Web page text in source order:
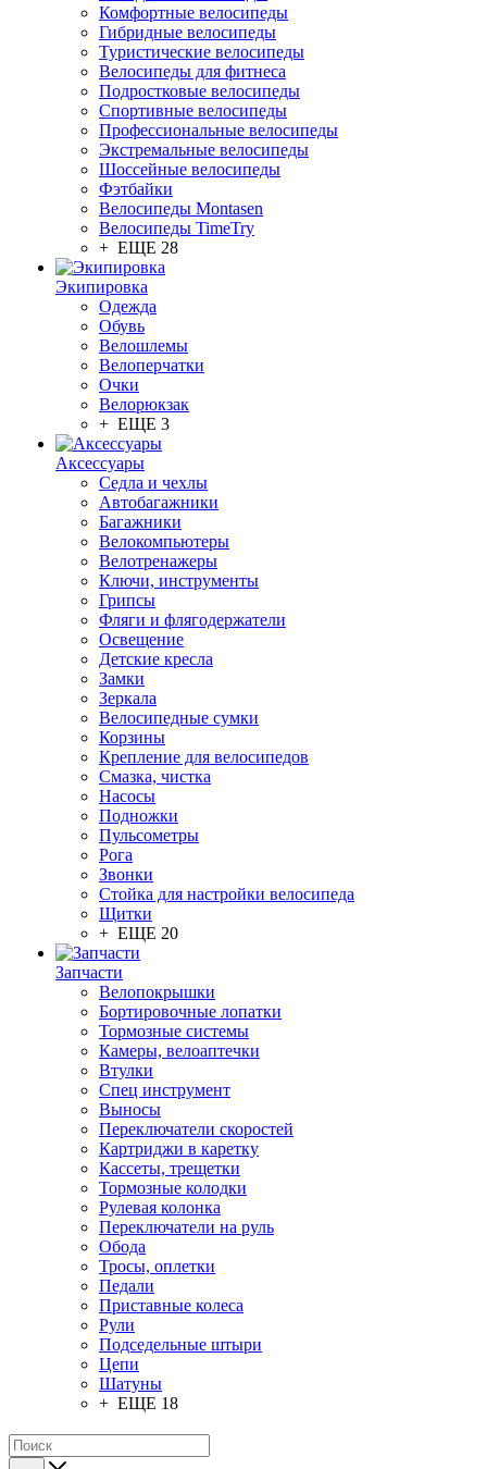
Комфортные велосипеды
Гибридные велосипеды
Туристические велосипеды
Велосипеды для фитнеса
Подростковые велосипеды
Спортивные велосипеды
Профессиональные велосипеды
Экстремальные велосипеды
Шоссейные велосипеды
Фэтбайки
Велосипеды Montasen
Велосипеды TimeTry
+ ЕЩЕ 28
Экипировка
Одежда
Обувь
Велошлемы
Велоперчатки
Очки
Велорюкзак
+ ЕЩЕ 3
Аксессуары
Седла и чехлы
Автобагажники
Багажники
Велокомпьютеры
Велотренажеры
Ключи, инструменты
Грипсы
Фляги и флягодержатели
Освещение
Детские кресла
Замки
Зеркала
Велосипедные сумки
Корзины
Крепление для велосипедов
Смазка, чистка
Насосы
Подножки
Пульсометры
Рога
Звонки
Стойка для настройки велосипеда
Щитки
+ ЕЩЕ 20
Запчасти
Велопокрышки
Бортировочные лопатки
Тормозные системы
Камеры, велоаптечки
Втулки
Спец инструмент
Выносы
Переключатели скоростей
Картриджи в каретку
Кассеты, трещетки
Тормозные колодки
Рулевая колонка
Переключатели на руль
Обода
Тросы, оплетки
Педали
Приставные колеса
Рули
Подседельные штыри
Цепи
Шатуны
+ ЕЩЕ 18